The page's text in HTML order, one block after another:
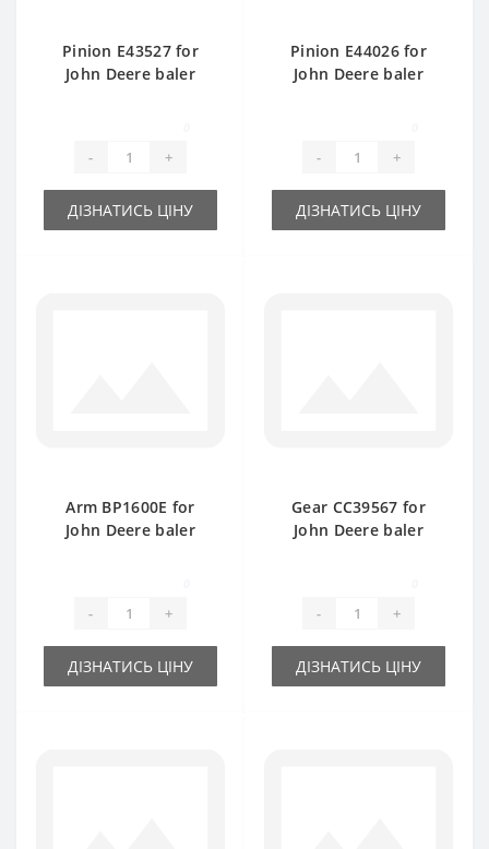
Pinion E43527 for
John Deere baler
- +
ДІЗНАТИСЬ ЦІНУ
Pinion E44026 for
John Deere baler
- +
ДІЗНАТИСЬ ЦІНУ
Arm BP1600E for
John Deere baler
- +
ДІЗНАТИСЬ ЦІНУ
Gear СС39567 for
John Deere baler
- +
ДІЗНАТИСЬ ЦІНУ